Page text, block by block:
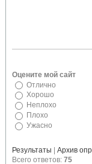
Оцените мой сайт
Отлично
Хорошо
Неплохо
Плохо
Ужасно
Результаты | Архив
Всего ответов: 75